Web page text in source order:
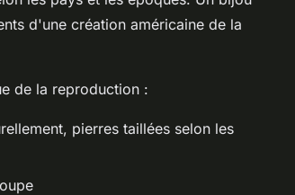
d'une création américaine de la
de la reproduction :
pierres taillées selon les